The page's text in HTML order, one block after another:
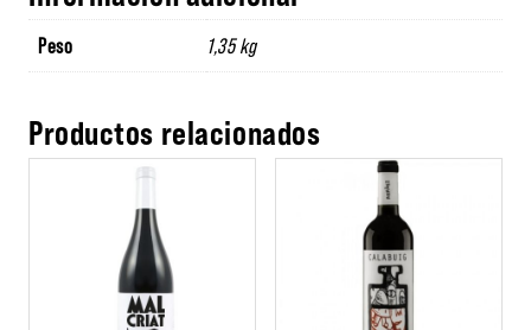
Peso 1,35 kg
Productos relacionados